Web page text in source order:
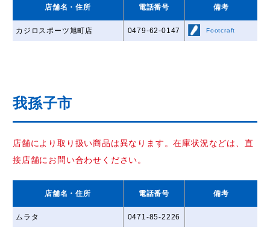
店舗名 ・住所 電話番号 備考
カジロスポーツ旭町店 0479-62-0147 Footcraft
我孫子市
店舗により取り扱い商品は異なります。在庫状況などは、直
接店舗にお問い合わせください。
店舗名 ・住所 電話番号 備考
ムラタ 0471-85-2226